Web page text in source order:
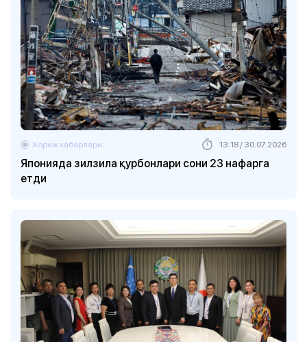
Японияда зилзила қурбонлари сони 23 нафарга
етди
Хориж хабарлари 13:18 / 30.07.2026